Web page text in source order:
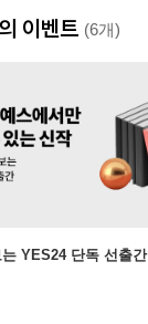
이벤트 (6개)
YES24 단독 선출간